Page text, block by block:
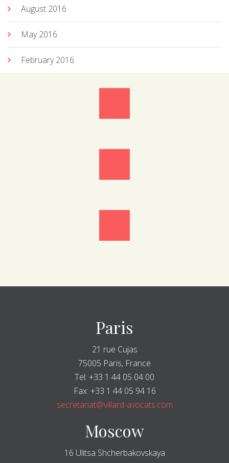
August 2016
May 2016
February 2016
Paris
21 rue Cujas
75005 Paris, France
Tel: +33 1 44 05 04 00
Fax: +33 1 44 05 94 16
secretariat@villard-avocats.com
Moscow
16 Ulitsa Shcherbakovskaya